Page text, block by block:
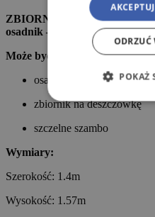
ZBIORNIK 3000L na szambo,
osadnik – JEDNO LUB
Może być zastosowany jako:
osadnik gnilny
zbiornik na deszczówkę
szczelne szambo
Wymiary:
Szerokość: 1.4m
Wysokość: 1.57m
ODRZUĆ
POKAŻ